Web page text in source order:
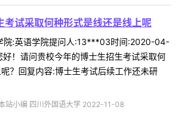
考试采取何种形式是线还是线上呢
院:英语学院提问人:13***03时间:2020-04-
！请问贵校今年的博士生招生考试采取何
？回复内容:博士生考试后续工作还未研
站小编 四川外国语大学 2022-11-08